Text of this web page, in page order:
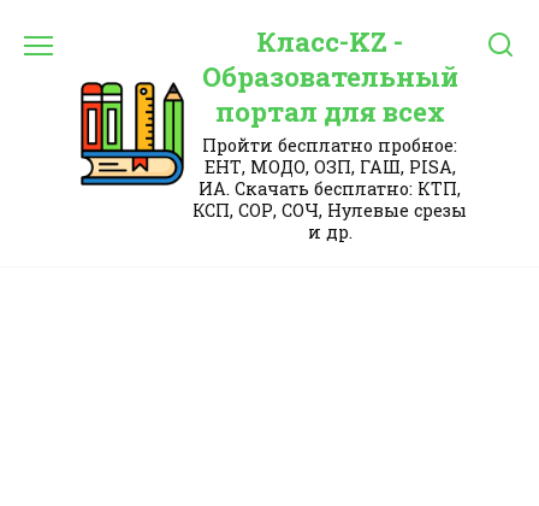
Класс-KZ -
Образовательный
портал для всех
Пройти бесплатно пробное:
ЕНТ, МОДО, ОЗП, ГАШ, PISA,
ИА. Скачать бесплатно: КТП,
КСП, СОР, СОЧ, Нулевые срезы
и др.